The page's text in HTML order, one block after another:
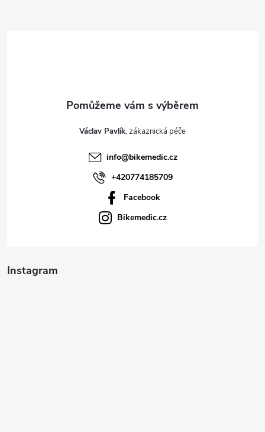
Václav Pavlík
info@bikemedic.cz
+420774185709
Facebook
Bikemedic.cz
Instagram